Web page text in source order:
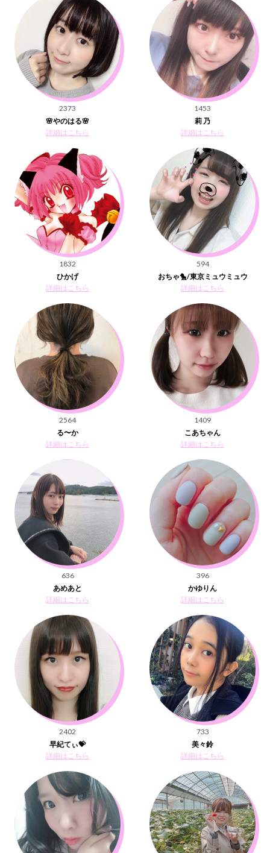
2373
🌸やのはる🌸
詳細はこちら
1453
莉 乃
詳細はこちら
1832
ひかげ
詳細はこちら
594
おちゃ🐤/東京ミュウミュウ
詳細はこちら
2564
る〜か
詳細はこちら
1409
こあちゃん
詳細はこちら
636
あめあと
詳細はこちら
396
かゆりん
詳細はこちら
2402
早紀てぃ💝
詳細はこちら
733
美々鈴
詳細はこちら